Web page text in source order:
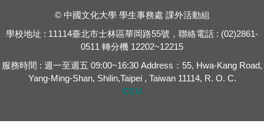
© 中國文化大學 學生事務處 課外活動組
學校地址 : 11114臺北市士林區華岡路55號，聯絡電話 : (02)2861-
0511 轉分機 12202~12215
服務時間 : 週一至週五 09:00~16:30 Address：55, Hwa-Kang Road,
Yang-Ming-Shan, Shilin,Taipei , Taiwan 11114, R. O. C.
CCU